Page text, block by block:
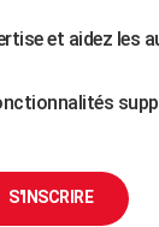
et aidez les
S'INSCRIRE